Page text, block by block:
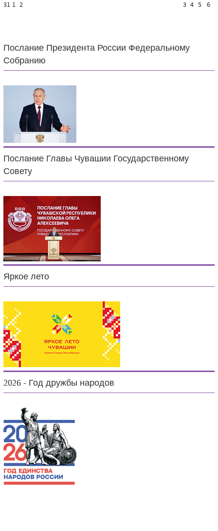
31 1 2 3 4 5 6
Послание Президента России Федеральному
Собранию
Послание Главы Чувашии Государственному
Совету
Яркое лето
2026 - Год дружбы народов